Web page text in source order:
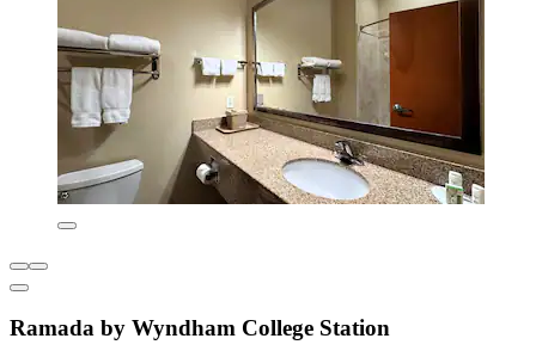
Ramada by Wyndham College Station